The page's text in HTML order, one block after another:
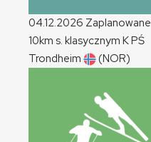
04.12.2026 Zaplanowane
10km s. klasycznym KPŚ
Trondheim
(NOR)